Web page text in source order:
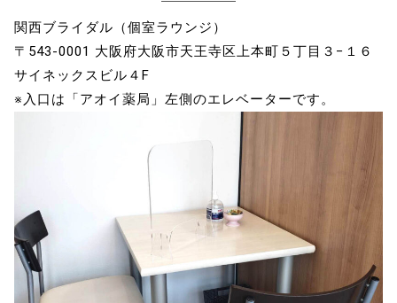
関西ブライダル（個室ラウンジ）
〒543-0001 大阪府大阪市天王寺区上本町５丁目３−１６
サイネックスビル４F
※入口は「アオイ薬局」左側のエレベーターです。